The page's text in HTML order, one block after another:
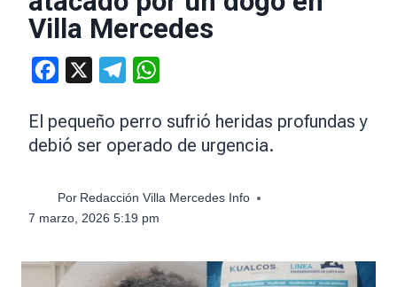
Villa Mercedes
Facebook Telegram
El pequeño perro sufrió heridas profundas y
debió ser operado de urgencia.
Por Redacción Villa Mercedes Info
7 marzo, 2026 5:19 pm